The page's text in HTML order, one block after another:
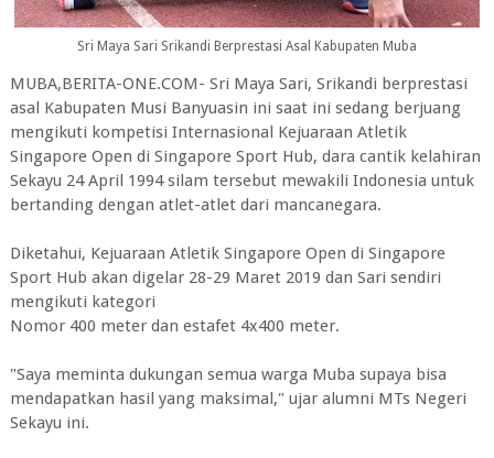
Sri Maya Sari Srikandi Berprestasi Asal Kabupaten Muba
MUBA,BERITA-ONE.COM- Sri Maya Sari, Srikandi berprestasi
asal Kabupaten Musi Banyuasin ini saat ini sedang berjuang
mengikuti kompetisi Internasional Kejuaraan Atletik
Singapore Open di Singapore Sport Hub, dara cantik kelahiran
Sekayu 24 April 1994 silam tersebut mewakili Indonesia untuk
bertanding dengan atlet-atlet dari mancanegara.
Diketahui, Kejuaraan Atletik Singapore Open di Singapore
Sport Hub akan digelar 28-29 Maret 2019 dan Sari sendiri
mengikuti kategori
Nomor 400 meter dan estafet 4x400 meter.
"Saya meminta dukungan semua warga Muba supaya bisa
mendapatkan hasil yang maksimal," ujar alumni MTs Negeri
Sekayu ini.